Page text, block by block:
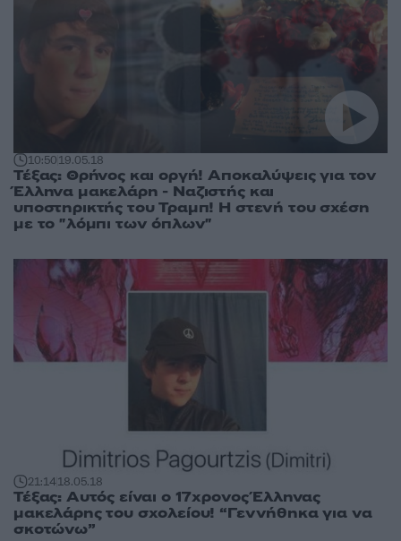
10:5019.05.18
Τέξας: Θρήνος και οργή! Αποκαλύψεις για τον
Έλληνα μακελάρη - Ναζιστής και
υποστηρικτής του Τραμπ! Η στενή του σχέση
με το "λόμπι των όπλων"
21:1418.05.18
Τέξας: Αυτός είναι ο 17χρονος Έλληνας
μακελάρης του σχολείου! “Γεννήθηκα για να
σκοτώνω”